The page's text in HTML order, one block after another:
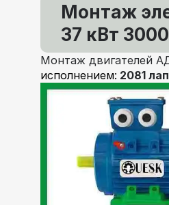
Монтаж
37 кВт
Монтаж двигателей
исполнением: 2081